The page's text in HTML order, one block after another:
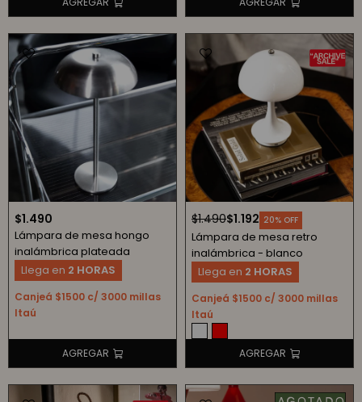
$1.490
Lámpara de mesa hongo
inalámbrica plateada
Canjeá $1500 c/ 3000 millas
Itaú
Llega en 2 HORAS
$1.192
$1.490 20
Lámpara de mesa retro
inalámbrica - blanco
Canjeá $1500 c/ 3000 millas
Itaú
Llega en 2 HORAS